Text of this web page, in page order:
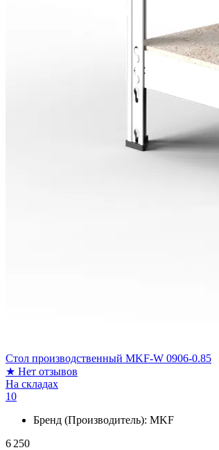
Стол производственный MKF-W 0906-0.85
★ Нет отзывов
На складах
10
Бренд (Производитель): MKF
6 250